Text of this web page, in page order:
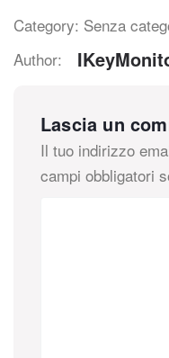
Category: Senza
Author:
Lascia un
Il tuo indirizzo
campi obbligatori